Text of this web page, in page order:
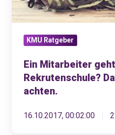
musst
achten.KMU Ratgeber
Ein Mitarbeiter
Rekrutenschule?
achten.
16.10.2017, 00:02:00